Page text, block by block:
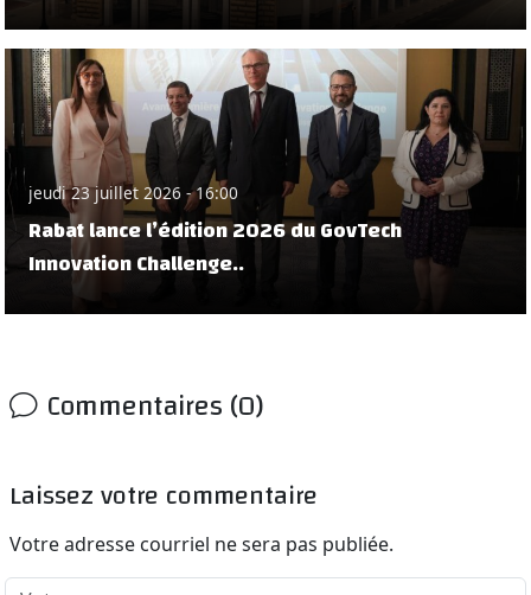
jeudi 23 juillet 2026 - 16:00
Rabat lance l’édition 2026 du GovTech
Innovation Challenge..
Commentaires (0)
Laissez votre commentaire
Votre adresse courriel ne sera pas publiée.